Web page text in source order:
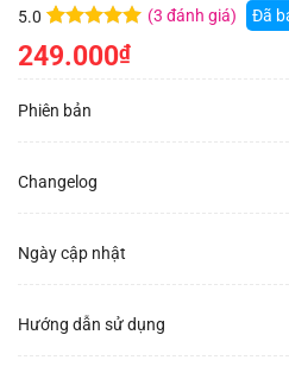
5.0
5.0
trên 5
dựa trên
3
(3 đánh giá) Đã
249.000₫
Phiên bản
Changelog
Ngày cập nhật
Hướng dẫn sử dụng